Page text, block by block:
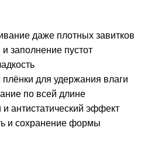
даже плотных завитков
заполнение пустот
для удержания влаги
по всей длине
антистатический эффект
и сохранение формы